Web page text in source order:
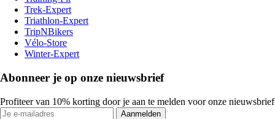
Trek-Expert
Triathlon-Expert
TripNBikers
Vélo-Store
Winter-Expert
Abonneer je op onze nieuwsbrief
Profiteer van 10% korting door je aan te melden voor onze nieuwsbrief
Aanmelden